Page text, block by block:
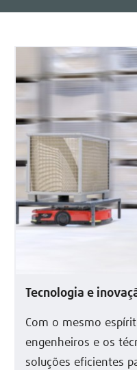
Tecnologia e
Com o mesmo
engenheiros e os
soluções eficientes